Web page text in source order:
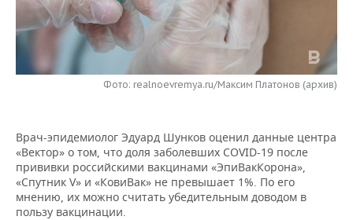
НЕФТЕХИМИЯ
ОПК
РОЗНИЧНАЯ ТОРГОВЛЯ
ТРАНСПОРТ
НОВОСТИ ТЕХНОЛОГИЙ
IT
ТЕЛЕКОММУНИКАЦИИ
МЕРОПРИЯТИЯ
НОВОСТИ МЕРОПРИЯТИЙ
БИЗНЕС-БРАНЧИ
ONLINE-КОНФЕРЕНЦИИ
ОТКРЫТАЯ ЛЕКЦИЯ
СПОРТ
ФУТБОЛ
ХОККЕЙ
БАСКЕТБОЛ
НОВОСТИ ОБЩЕСТВА
ВЛАСТЬ
ИНФРАСТРУКТУРА
ФОТОГАЛЕРЕЯ
СЮЖЕТЫ
СПРАВОЧНИК
Фото: realnoevremya.ru/Максим Платонов (архив)
Врач-эпидемиолог Эдуард Шунков оценил данные центра
«Вектор» о том, что доля заболевших СOVID-19 после
прививки российскими вакцинами «ЭпиВакКорона»,
«Спутник V» и «КовиВак» не превышает 1%. По его
мнению, их можно считать убедительным доводом в
пользу вакцинации.